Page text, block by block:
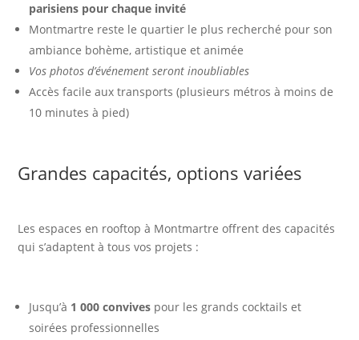
parisiens pour chaque invité
Montmartre reste le quartier le plus recherché pour son
ambiance bohème, artistique et animée
Vos photos d’événement seront inoubliables
Accès facile aux transports (plusieurs métros à moins de
10 minutes à pied)
Grandes capacités, options variées
Les espaces en rooftop à Montmartre offrent des capacités
qui s’adaptent à tous vos projets :
Jusqu’à 1 000 convives pour les grands cocktails et
soirées professionnelles